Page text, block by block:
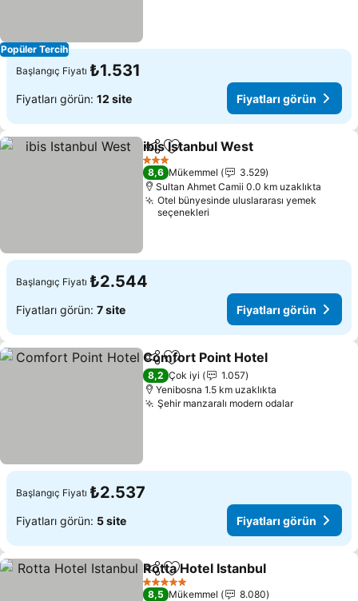
Popüler Tercih
Başlangıç Fiyatı ₺1.531
Fiyatları görün: 12 site Fiyatları görün
PaylaşFavorilerime ekle
ibis Istanbul West
3 Yıldız
8,6 Mükemmel
3.529
Sultan Ahmet Camii 0.0 km uzaklıkta
Otel bünyesinde uluslararası yemek
seçenekleri
Başlangıç Fiyatı ₺2.544
Fiyatları görün: 7 site Fiyatları görün
PaylaşFavorilerime ekle
Comfort Point Hotel
8,2 Çok iyi
1.057
Yenibosna 1.5 km uzaklıkta
Şehir manzaralı modern odalarFiyatları
Başlangıç Fiyatı ₺2.537
Fiyatları görün: 5 site Fiyatları görün
PaylaşFavorilerime ekle
Rotta Hotel Istanbul
5 Yıldız
8,5 Mükemmel
8.080